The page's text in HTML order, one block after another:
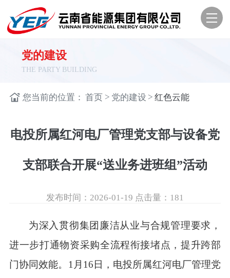
党的建设
THE PARTY BUILDING
您当前的位置： 首页 > 党的建设 > 红色云能
电投所属红河电厂管理党支部与设备党
支部联合开展“送业务进班组”活动
发布时间：2026-01-19 点击量： 181
为深入贯彻集团廉洁从业与合规管理要求，
进一步打通物资采购全流程衔接堵点，提升跨部
门协同效能。 1 月 16 日 ， 电投所属红河电厂管理党